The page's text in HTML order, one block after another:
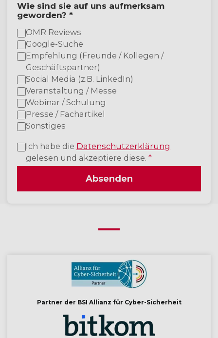
Wie sind sie auf uns aufmerksam
geworden? *
OMR Reviews
Google-Suche
Empfehlung (Freunde / Kollegen /
Geschäftspartner)
Social Media (z.B. LinkedIn)
Veranstaltung / Messe
Webinar / Schulung
Presse / Fachartikel
Sonstiges
Ich habe die Datenschutzerklärung
gelesen und akzeptiere diese. *
Absenden
Partner der BSI Allianz für Cyber-Sicherheit